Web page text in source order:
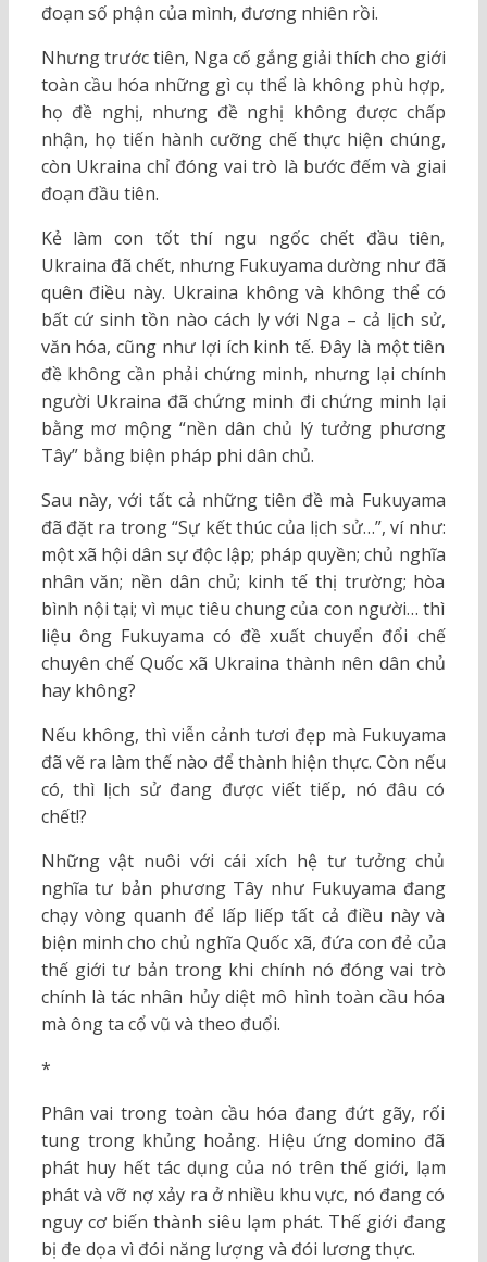
đoạn số phận của mình, đương nhiên rồi.
Nhưng trước tiên, Nga cố gắng giải thích cho giới
toàn cầu hóa những gì cụ thể là không phù hợp,
họ đề nghị, nhưng đề nghị không được chấp
nhận, họ tiến hành cưỡng chế thực hiện chúng,
còn Ukraina chỉ đóng vai trò là bước đếm và giai
đoạn đầu tiên.
Kẻ làm con tốt thí ngu ngốc chết đầu tiên,
Ukraina đã chết, nhưng Fukuyama dường như đã
quên điều này. Ukraina không và không thể có
bất cứ sinh tồn nào cách ly với Nga – cả lịch sử,
văn hóa, cũng như lợi ích kinh tế. Đây là một tiên
đề không cần phải chứng minh, nhưng lại chính
người Ukraina đã chứng minh đi chứng minh lại
bằng mơ mộng “nền dân chủ lý tưởng phương
Tây” bằng biện pháp phi dân chủ.
Sau này, với tất cả những tiên đề mà Fukuyama
đã đặt ra trong “Sự kết thúc của lịch sử…”, ví như:
một xã hội dân sự độc lập; pháp quyền; chủ nghĩa
nhân văn; nền dân chủ; kinh tế thị trường; hòa
bình nội tại; vì mục tiêu chung của con người… thì
liệu ông Fukuyama có đề xuất chuyển đổi chế
chuyên chế Quốc xã Ukraina thành nên dân chủ
hay không?
Nếu không, thì viễn cảnh tươi đẹp mà Fukuyama
đã vẽ ra làm thế nào để thành hiện thực. Còn nếu
có, thì lịch sử đang được viết tiếp, nó đâu có
chết!?
Những vật nuôi với cái xích hệ tư tưởng chủ
nghĩa tư bản phương Tây như Fukuyama đang
chạy vòng quanh để lấp liếp tất cả điều này và
biện minh cho chủ nghĩa Quốc xã, đứa con đẻ của
thế giới tư bản trong khi chính nó đóng vai trò
chính là tác nhân hủy diệt mô hình toàn cầu hóa
mà ông ta cổ vũ và theo đuổi.
*
Phân vai trong toàn cầu hóa đang đứt gãy, rối
tung trong khủng hoảng. Hiệu ứng domino đã
phát huy hết tác dụng của nó trên thế giới, lạm
phát và vỡ nợ xảy ra ở nhiều khu vực, nó đang có
nguy cơ biến thành siêu lạm phát. Thế giới đang
bị đe dọa vì đói năng lượng và đói lương thực.